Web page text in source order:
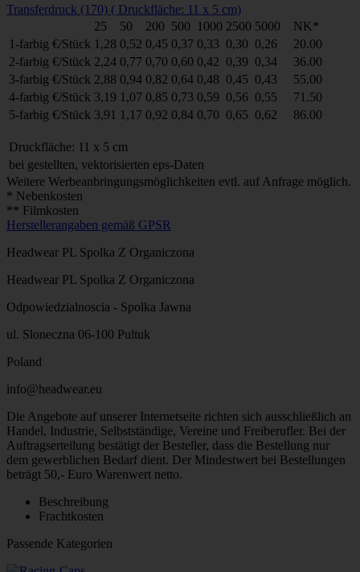
Transferdruck (170) ( Druckfläche: 11 x 5 cm)
25
50 200 500 1000 2500 5000
NK*
1-farbig €/Stück 1,28 0,52 0,45 0,37 0,33 0,30 0,26
20.00
2-farbig €/Stück 2,24 0,77 0,70 0,60 0,42 0,39 0,34
36.00
3-farbig €/Stück 2,88 0,94 0,82 0,64 0,48 0,45 0,43
55.00
4-farbig €/Stück 3,19 1,07 0,85 0,73 0,59 0,56 0,55
71.50
5-farbig €/Stück 3,91 1,17 0,92 0,84 0,70 0,65 0,62 86.00
Druckfläche: 11 x 5 cm
bei gestellten, vektorisierten eps-Daten
Weitere Werbeanbringungsmöglichkeiten evtl. auf Anfrage möglich.
* Nebenkosten
** Filmkosten
Herstellerangaben gemäß GPSR
Headwear PL Spolka Z Organiczona
Headwear PL Spolka Z Organiczona
Odpowiedzialnoscia - Spolka Jawna
ul. Sloneczna 06-100 Pultuk
Poland
info@headwear.eu
Die Angebote auf unserer Internetseite richten sich ausschließlich an
Handel, Industrie, Selbstständige, Vereine und Freiberufler. Bei der
Auftragserteilung bestätigt der Besteller, dass die Bestellung nur
dem gewerblichen Bedarf dient. Der Mindestwert bei Bestellungen
beträgt 50,- Euro Warenwert netto.
Beschreibung
Frachtkosten
Passende Kategorien